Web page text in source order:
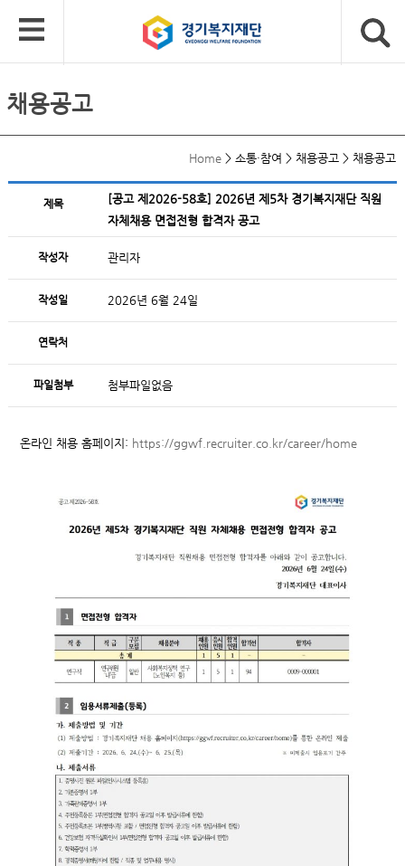
채용공고
Home > 소통·참여 > 채용공고 > 채용공고
제목
[공고 제2026-58호] 2026년 제5차 경기복지재단 직원
자체채용 면접전형 합격자 공고
작성자 관리자
작성일 2026년 6월 24일
연락처
파일첨부 첨부파일없음
온라인 채용 홈페이지: https://ggwf.recruiter.co.kr/career/home